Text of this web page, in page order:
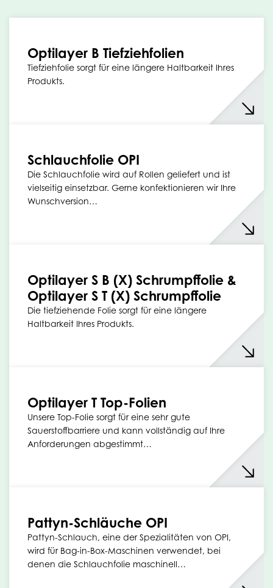
Optilayer B Tiefziehfolien
Tiefziehfolie sorgt für eine längere Haltbarkeit Ihres
Produkts.
Schlauchfolie OPI
Die Schlauchfolie wird auf Rollen geliefert und ist
vielseitig einsetzbar. Gerne konfektionieren wir Ihre
Wunschversion…
Optilayer S B (X) Schrumpffolie &
Optilayer S T (X) Schrumpffolie
Die tiefziehende Folie sorgt für eine längere
Haltbarkeit Ihres Produkts.
Optilayer T Top-Folien
Unsere Top-Folie sorgt für eine sehr gute
Sauerstoffbarriere und kann vollständig auf Ihre
Anforderungen abgestimmt…
Pattyn-Schläuche OPI
Pattyn-Schlauch, eine der Spezialitäten von OPI,
wird für Bag-in-Box-Maschinen verwendet, bei
denen die Schlauchfolie maschinell…